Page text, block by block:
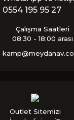
0554 195 95 27
Çalışma Saatleri
08:30 - 18:00 arası
Outlet Sitemizi